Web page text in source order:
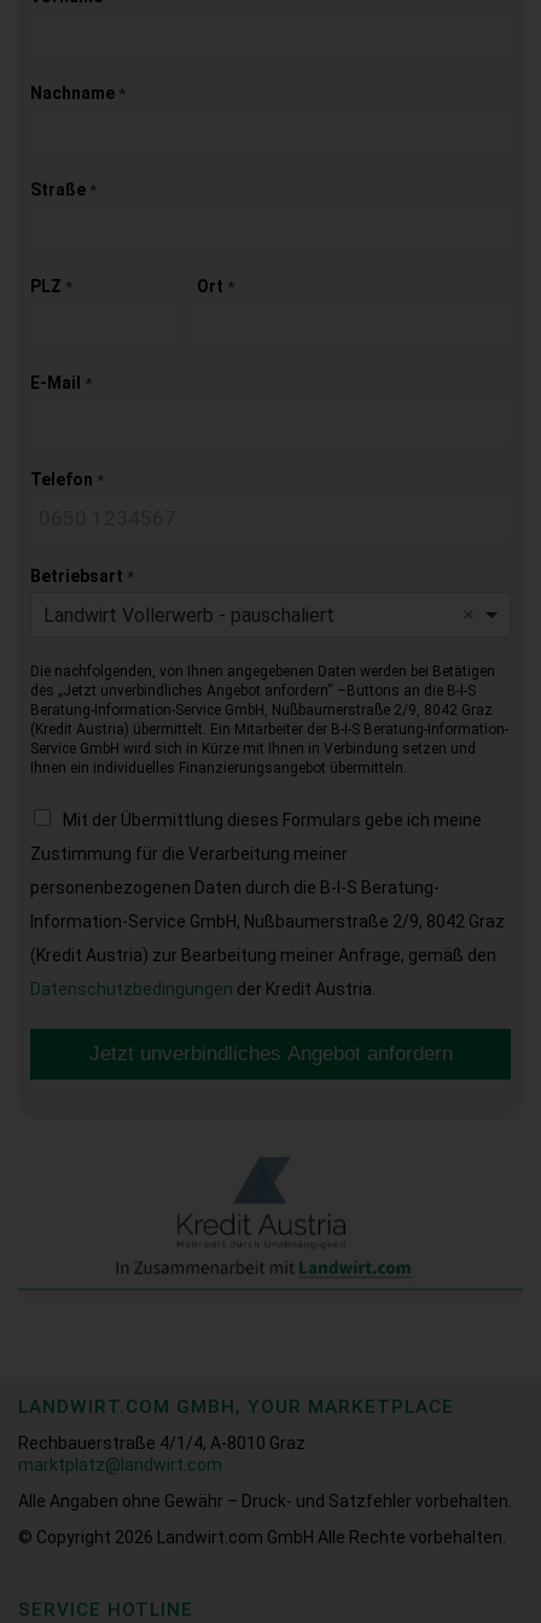
Nachname *
Straße *
PLZ * Ort *
E-Mail *
Telefon *
Betriebsart *
Landwirt Vollerwerb - pauschaliert
Die nachfolgenden, von Ihnen angegebenen Daten werden bei Betätigen
des „Jetzt unverbindliches Angebot anfordern“ –Buttons an die B-I-S
Beratung-Information-Service GmbH, Nußbaumerstraße 2/9, 8042 Graz
(Kredit Austria) übermittelt. Ein Mitarbeiter der B-I-S Beratung-Information-
Service GmbH wird sich in Kürze mit Ihnen in Verbindung setzen und
Ihnen ein individuelles Finanzierungsangebot übermitteln.
Mit der Übermittlung dieses Formulars gebe ich meine
Zustimmung für die Verarbeitung meiner
personenbezogenen Daten durch die B-I-S Beratung-
Information-Service GmbH, Nußbaumerstraße 2/9, 8042 Graz
(Kredit Austria) zur Bearbeitung meiner Anfrage, gemäß den
Datenschutzbedingungen der Kredit Austria.
Jetzt unverbindliches Angebot anfordern
LANDWIRT.COM GMBH, YOUR MARKETPLACE
Rechbauerstraße 4/1/4, A-8010 Graz
marktplatz@landwirt.com
Alle Angaben ohne Gewähr – Druck- und Satzfehler vorbehalten.
© Copyright 2026
Landwirt.com GmbH Alle Rechte vorbehalten.
SERVICE HOTLINE